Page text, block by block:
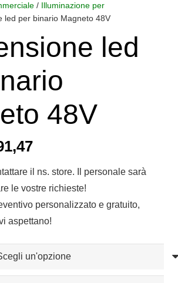
/ Illuminazione per
led per binario Magneto 48V
led
48V
Fascia
prezzo:
da
€38,64
a
€91,47
il ns. store. Il personale sarà
le vostre richieste!
personalizzato e gratuito,
aspettano!